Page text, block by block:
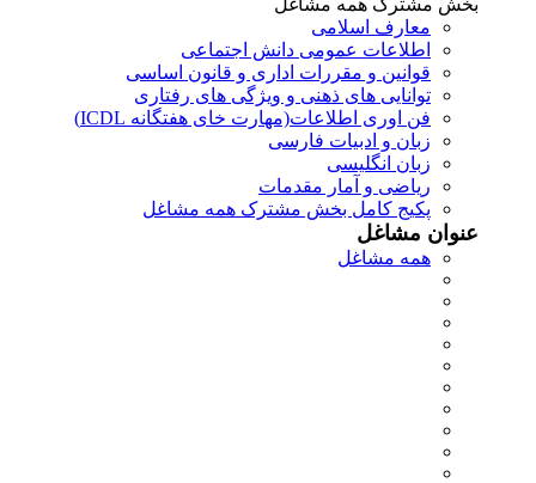
معارف اسلامی
اطلاعات عمومی دانش اجتماعی
قوانین و مقررات اداری و قانون اساسی
توانایی های ذهنی و ویژگی های رفتاری
فن اوری اطلاعات(مهارت خای هفتگانه ICDL)
زبان و ادبیات فارسی
زبان انگلیسی
ریاضی و آمار مقدمات
پکیج کامل بخش مشترک همه مشاغل
عنوان مشاغل
همه مشاغل